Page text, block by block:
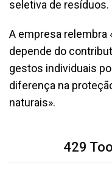
seletiva de resíduos.
A empresa relembra
depende do
gestos individuais
diferença na
naturais».
429